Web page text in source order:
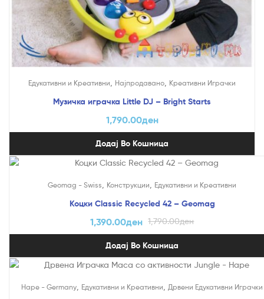
Едукативни и Креативни Најпродавано Креативни Играчки
Музичка играчка Little DJ – Bright Starts
1,790.00ден
Додај Во Кошница
Geomag - Swiss Конструкции Едукативни и Креативни
Коцки Classic Recycled 42 – Geomag
1,790.00ден
1,390.00ден
Додај Во Кошница
Hape - Germany Едукативни и Креативни Дрвени Едукативни Играчки